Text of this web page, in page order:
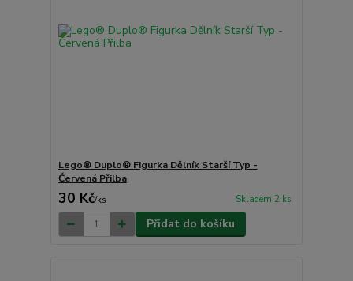
Lego® Duplo® Figurka Dělník Starší Typ -
Červená Přilba
30 Kč/ks Skladem 2 ks
Přidat do košíku